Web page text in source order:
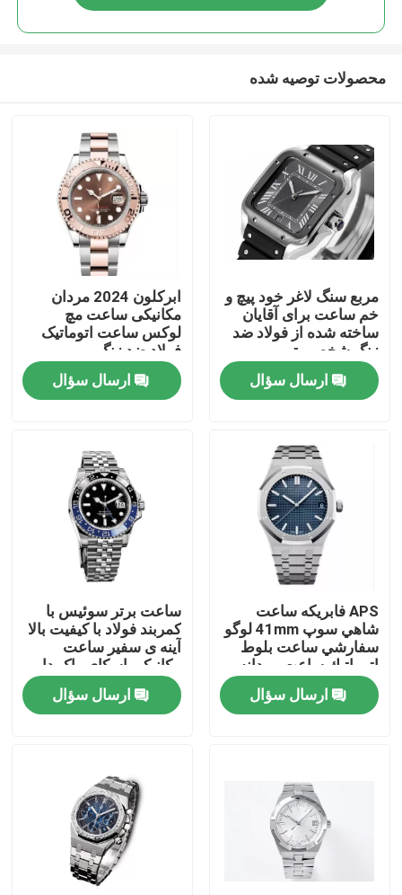
خونه
درباره ما
تور کارخانه
کنترل کیفیت
با ما تماس بگیرید
ساعت مچی مکانیکی
ساعت مچی مردانه کوارتز
محصولات توصیه شده
مربع سنگ لاغر خود پیچ و
خم ساعت برای آقایان
ساخته شده از فولاد ضد
زنگ شخصی تیم
ارسال سؤال
ابرکلون 2024 مردان
مکانیکی ساعت مچ
لوکس ساعت اتوماتیک
فولاد ضد زنگ
ارسال سؤال
APS فابريکه ساعت
شاهي سوپ 41mm لوگو
سفارشي ساعت بلوط
اتوماتيك ساعت مردانه
ارسال سؤال
ساعت برتر سوئیس با
کمربند فولاد با کیفیت بالا
آینه ی سفیر ساعت
مکانیکی اسکای واک دایر
ساعت ضد آب
ارسال سؤال